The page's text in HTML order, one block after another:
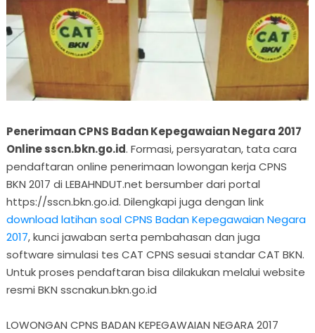
Penerimaan CPNS Badan Kepegawaian Negara 2017
Online sscn.bkn.go.id. Formasi, persyaratan, tata cara
pendaftaran online penerimaan lowongan kerja CPNS
BKN 2017 di LEBAHNDUT.net bersumber dari portal
https://sscn.bkn.go.id. Dilengkapi juga dengan link
download latihan soal CPNS Badan Kepegawaian Negara
2017, kunci jawaban serta pembahasan dan juga
software simulasi tes CAT CPNS sesuai standar CAT BKN.
Untuk proses pendaftaran bisa dilakukan melalui website
resmi BKN sscnakun.bkn.go.id
LOWONGAN CPNS BADAN KEPEGAWAIAN NEGARA 2017